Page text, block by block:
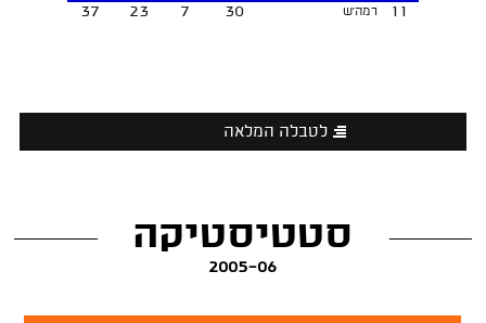
37
23 7 30 רמה'ש 11
לטבלה המלאה
סטטיסטיקה
2005-06